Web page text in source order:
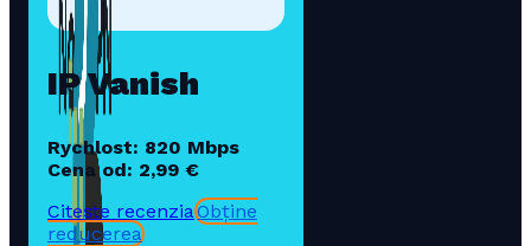
IP Vanish
Rychlost: 820 Mbps
Cena od: 2,99 €
Citește recenziaObține
reducerea